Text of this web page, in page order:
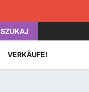
SZUKAJ
VERKÄUFE!